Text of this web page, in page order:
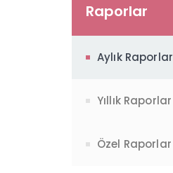
Raporlar
Aylık Raporlar
Yıllık Raporlar
Özel Raporlar